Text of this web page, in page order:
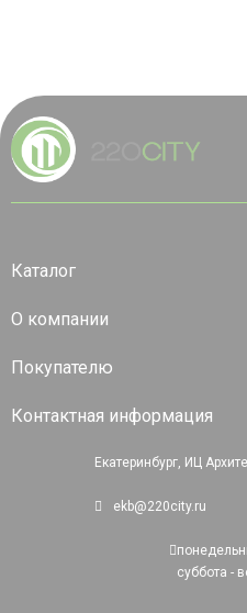
Каталог
О компании
Покупателю
Контактная информация
Екатеринбург, ИЦ
ekb@220city.ru
суббота -